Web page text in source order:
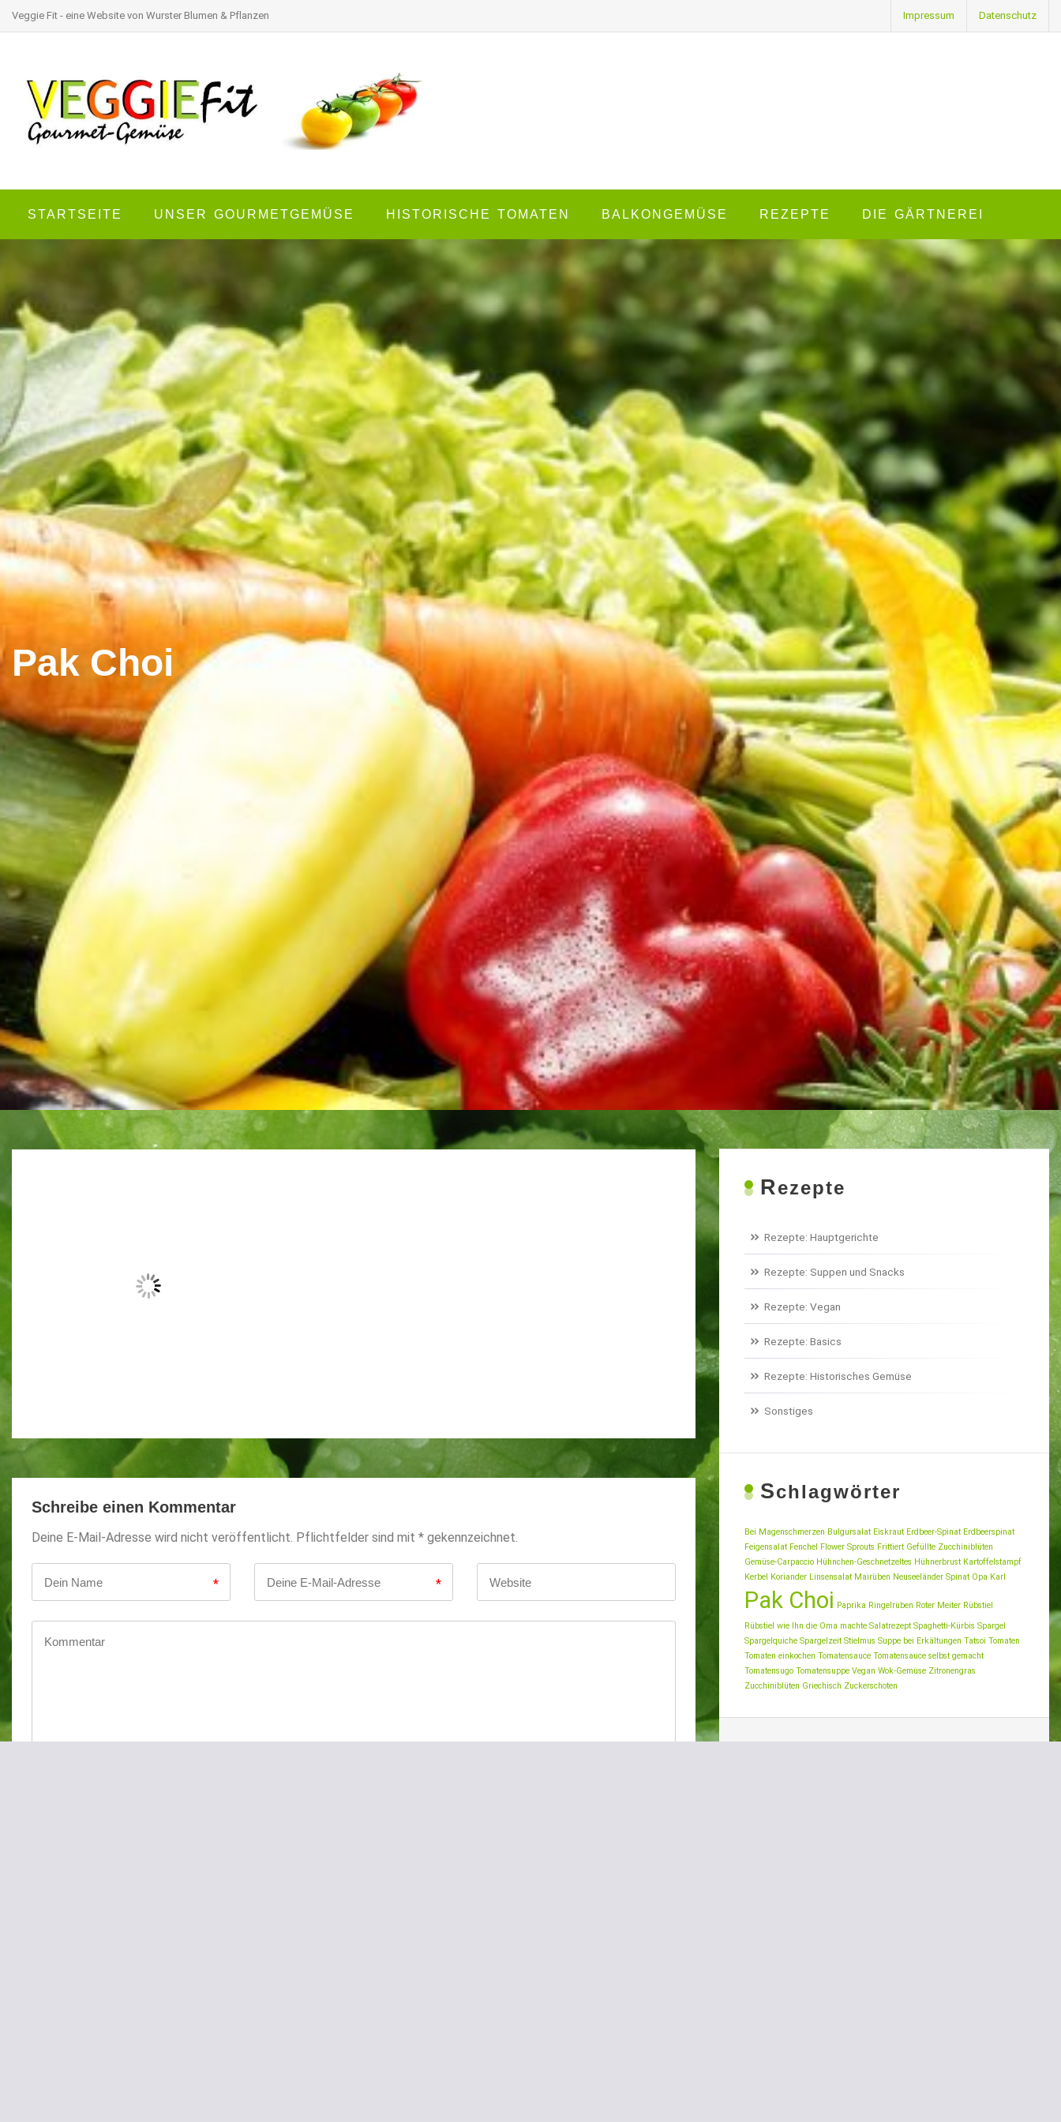
Veggie Fit - eine Website von Wurster Blumen & Pflanzen Datenschutz
Impressum
STARTSEITE UNSER GOURMETGEMÜSE HISTORISCHE TOMATEN BALKONGEMÜSE REZEPTE DIE GÄRTNEREI
Pak Choi
Schreibe einen Kommentar
Deine E-Mail-Adresse wird nicht veröffentlicht. Pflichtfelder sind mit * gekennzeichnet.
* *
Rezepte
Rezepte: Hauptgerichte
Rezepte: Suppen und Snacks
Rezepte: Vegan
Rezepte: Basics
Rezepte: Historisches Gemüse
Sonstiges
Schlagwörter
Bei Magenschmerzen Bulgursalat Eiskraut Erdbeer-Spinat Erdbeerspinat
Feigensalat Fenchel Flower Sprouts Frittiert Gefüllte Zucchiniblüten
Gemüse-Carpaccio Hühnchen-Geschnetzeltes Hühnerbrust Kartoffelstampf
Kerbel
Koriander Linsensalat Mairüben Neuseeländer Spinat Opa Karl
Pak Choi Paprika Ringelrüben Roter Meiter Rübstiel
Rübstiel wie Ihn die Oma machte Salatrezept Spaghetti-Kürbis Spargel
Spargelquiche Spargelzeit Stielmus Suppe bei Erkältungen Tatsoi Tomaten
Tomaten einkochen Tomatensauce Tomatensauce selbst gemacht
Tomatensugo Tomatensuppe Vegan Wok-Gemüse Zitronengras
Zucchiniblüten Griechisch Zuckerschoten